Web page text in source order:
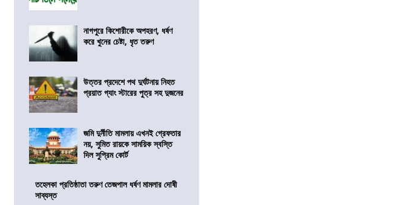
নাগপুরে কিশোরীকে অপহরণ, ধর্ষণ
করে খুনের চেষ্টা, ধৃত তরুণ
উত্তর প্রদেশে পথ দুর্ঘটনায় নিহত
প্রয়াত গ্যাং স্টারের পুত্র সহ দুজনের
জমি দুর্নীতি মামলায় এখনই গ্রেফতার
নয়, সুমিত রায়কে সাময়িক স্বস্তি
দিল সুপ্রিম কোর্ট
তহেলকা প্রতিষ্ঠাতা তরুণ তেজপাল ধর্ষণ মামলার দোষী
সাব্যস্ত